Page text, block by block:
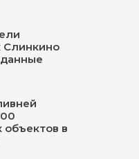
Слинкино
в